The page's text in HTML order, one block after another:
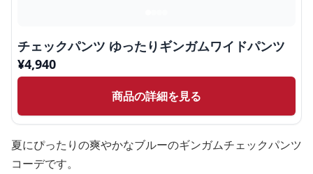
チェックパンツ ゆったりギンガムワイドパンツ
¥4,940
商品の詳細を見る
夏にぴったりの爽やかなブルーのギンガムチェックパンツ
コーデです。